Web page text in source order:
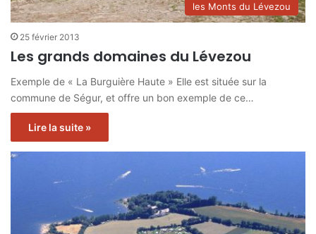
les Monts du Lévezou
25 février 2013
Les grands domaines du Lévezou
Exemple de « La Burguière Haute » Elle est située sur la
commune de Ségur, et offre un bon exemple de ce…
Lire la suite »